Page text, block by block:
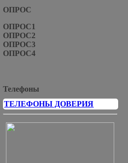
ОПРОС
ОПРОС1
ОПРОС2
ОПРОС3
ОПРОС4
Телефоны
ТЕЛЕФОНЫ ДОВЕРИЯ